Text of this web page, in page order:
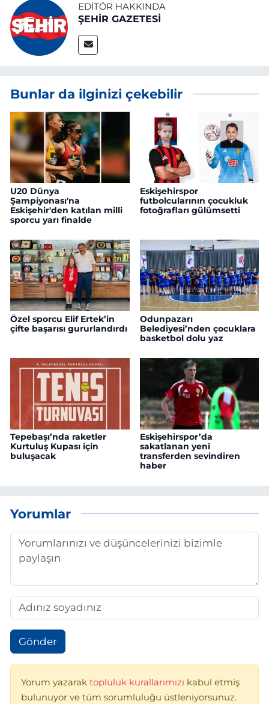
EDITÖR HAKKINDA
ŞEHİR GAZETESİ
Bunlar da ilginizi çekebilir
U20 Dünya
Şampiyonası'na
Eskişehir'den katılan milli
sporcu yarı finalde
Eskişehirspor
futbolcularının çocukluk
fotoğrafları gülümsetti
Özel sporcu Elif Ertek’in
çifte başarısı gururlandırdı
Odunpazarı
Belediyesi’nden çocuklara
basketbol dolu yaz
Tepebaşı’nda raketler
Kurtuluş Kupası için
buluşacak
Eskişehirspor’da
sakatlanan yeni
transferden sevindiren
haber
Yorumlar
Gönder
Yorum yazarak topluluk kurallarımızı kabul etmiş
bulunuyor ve tüm sorumluluğu üstleniyorsunuz.